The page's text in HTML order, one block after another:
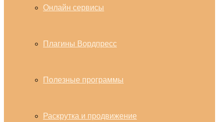
Онлайн сервисы
Плагины Вордпресс
Полезные программы
Раскрутка и продвижение